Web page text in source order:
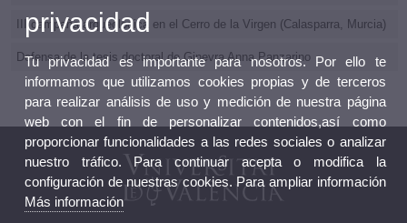
III campaña arqueológica en el Cerro de la Virgen (Calasparra, Murcia)
Defensa de la tesis doctoral de Ginevra Anna Panzarino
privacidad
Tu privacidad es importante para nosotros. Por ello te
informamos que utilizamos cookies propias y de terceros
para realizar análisis de uso y medición de nuestra página
web con el fin de personalizar contenidos,así como
proporcionar funcionalidades a las redes sociales o analizar
nuestro tráfico. Para continuar acepta o modifica la
configuración de nuestras cookies. Para ampliar información
Más información